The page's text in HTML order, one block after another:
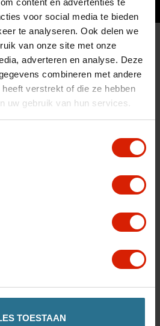
voor social media te bieden
te analyseren. Ook delen we
van onze site met onze
adverteren en analyse. Deze
combineren met andere
verstrekt of die ze hebben
uw gebruik van hun services.
TOESTAAN